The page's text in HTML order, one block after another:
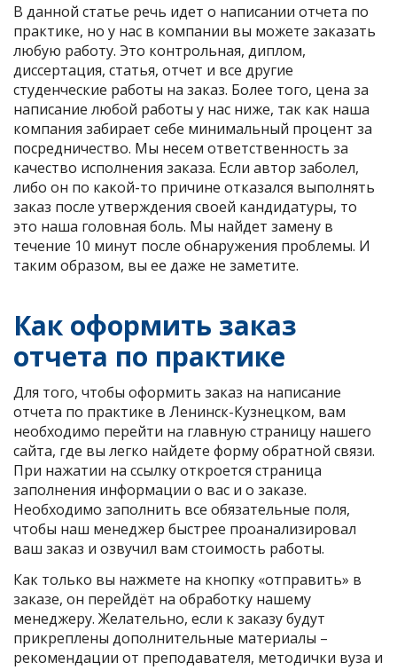
В данной статье речь идет о написании отчета по
практике, но у нас в компании вы можете заказать
любую работу. Это контрольная, диплом,
диссертация, статья, отчет и все другие
студенческие работы на заказ. Более того, цена за
написание любой работы у нас ниже, так как наша
компания забирает себе минимальный процент за
посредничество. Мы несем ответственность за
качество исполнения заказа. Если автор заболел,
либо он по какой-то причине отказался выполнять
заказ после утверждения своей кандидатуры, то
это наша головная боль. Мы найдет замену в
течение 10 минут после обнаружения проблемы. И
таким образом, вы ее даже не заметите.
Как оформить заказ
отчета по практике
Для того, чтобы оформить заказ на написание
отчета по практике в Ленинск-Кузнецком, вам
необходимо перейти на главную страницу нашего
сайта, где вы легко найдете форму обратной связи.
При нажатии на ссылку откроется страница
заполнения информации о вас и о заказе.
Необходимо заполнить все обязательные поля,
чтобы наш менеджер быстрее проанализировал
ваш заказ и озвучил вам стоимость работы.
Как только вы нажмете на кнопку «отправить» в
заказе, он перейдёт на обработку нашему
менеджеру. Желательно, если к заказу будут
прикреплены дополнительные материалы –
рекомендации от преподавателя, методички вуза и